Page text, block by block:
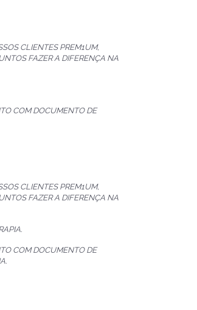
CLIENTES PREM1UM,
FAZER A DIFERENÇA NA
COM DOCUMENTO DE
CLIENTES PREM1UM,
FAZER A DIFERENÇA NA
COM DOCUMENTO DE